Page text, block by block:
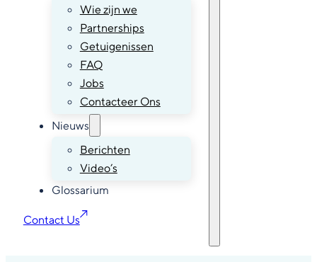
Wie zijn we
Partnerships
Getuigenissen
FAQ
Jobs
Contacteer Ons
Nieuws
Berichten
Video’s
Glossarium
Contact Us